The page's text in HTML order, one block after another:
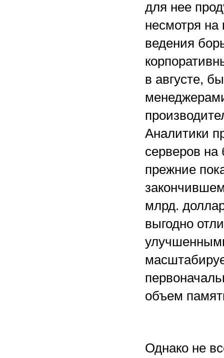
для нее
несмотря на
ведения
в августе,
Аналитики
серверов на
прежние
млрд.
выгодно
объем
Однако не